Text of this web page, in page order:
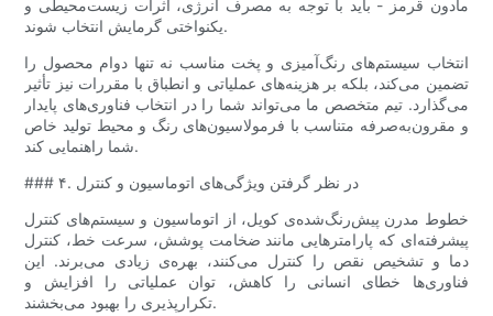
مادون قرمز - باید با توجه به مصرف انرژی، اثرات زیست‌محیطی و
یکنواختی گرمایش انتخاب شوند.
انتخاب سیستم‌های رنگ‌آمیزی و پخت مناسب نه تنها دوام محصول را
تضمین می‌کند، بلکه بر هزینه‌های عملیاتی و انطباق با مقررات نیز تأثیر
می‌گذارد. تیم متخصص ما می‌تواند شما را در انتخاب فناوری‌های پایدار
و مقرون‌به‌صرفه متناسب با فرمولاسیون‌های رنگ و محیط تولید خاص
شما راهنمایی کند.
### ۴. در نظر گرفتن ویژگی‌های اتوماسیون و کنترل
خطوط مدرن پیش‌رنگ‌شده‌ی کویل، از اتوماسیون و سیستم‌های کنترل
پیشرفته‌ای که پارامترهایی مانند ضخامت پوشش، سرعت خط، کنترل
دما و تشخیص نقص را کنترل می‌کنند، بهره‌ی زیادی می‌برند. این
فناوری‌ها خطای انسانی را کاهش، توان عملیاتی را افزایش و
تکرارپذیری را بهبود می‌بخشند.